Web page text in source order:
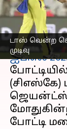
டாஸ் வென்ற
முடிவு
எழுதியவர் Sekar
செய்தி
ஐபிஎல்
ஜெயன்ட்ஸ்
போட்டி